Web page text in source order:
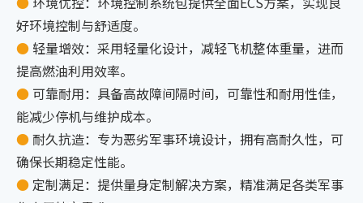
好环境控制与舒适度。
● 轻量增效：采用轻量化设计，减轻飞机整体重量，进而
提高燃油利用效率。
● 可靠耐用：具备高故障间隔时间，可靠性和耐用性佳，
能减少停机与维护成本。
●耐久抗造：专为恶劣军事环境设计，拥有高耐久性，可
确保长期稳定性能。
● 定制满足：提供量身定制解决方案，精准满足各类军事